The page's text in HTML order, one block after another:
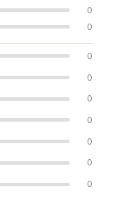
0
0
0
0
0
0
0
0
0